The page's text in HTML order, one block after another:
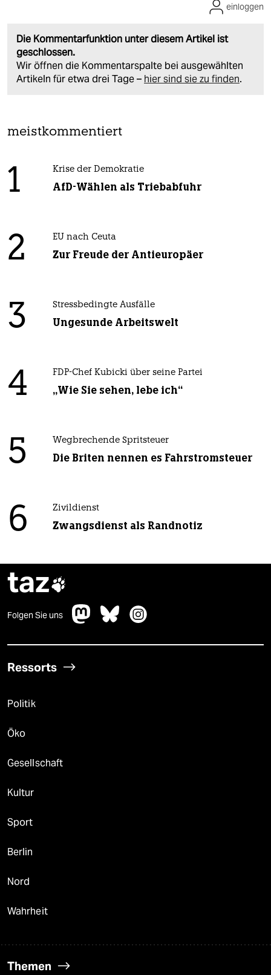
Die Kommentarfunktion unter diesem Artikel ist
geschlossen.
Wir öffnen die Kommentarspalte bei ausgewählten
Artikeln für etwa drei Tage – hier sind sie zu finden.
einloggen
meistkommentiert
1 Krise der Demokratie
AfD-Wählen als Triebabfuhr
2 EU nach Ceuta
Zur Freude der Antieuropäer
3 Stressbedingte Ausfälle
Ungesunde Arbeitswelt
4 FDP-Chef Kubicki über seine Partei
„Wie Sie sehen, lebe ich“
5 Wegbrechende Spritsteuer
Die Briten nennen es Fahrstromsteuer
6 Zivildienst
Zwangsdienst als Randnotiz
taz
Folgen Sie uns
Ressorts
Politik
Öko
Gesellschaft
Kultur
Sport
Berlin
Nord
Wahrheit
Themen